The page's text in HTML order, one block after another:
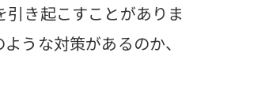
き起こすことがありま
うな対策があるのか、